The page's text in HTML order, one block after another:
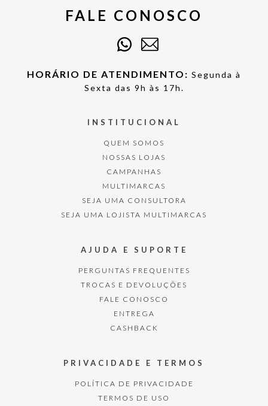
FALE CONOSCO
HORÁRIO DE ATENDIMENTO: Segunda à
Sexta das 9h às 17h.
INSTITUCIONAL
QUEM SOMOS
NOSSAS LOJAS
CAMPANHAS
MULTIMARCAS
SEJA UMA CONSULTORA
SEJA UMA LOJISTA MULTIMARCAS
AJUDA E SUPORTE
PERGUNTAS FREQUENTES
TROCAS E DEVOLUÇÕES
FALE CONOSCO
ENTREGA
CASHBACK
PRIVACIDADE E TERMOS
POLÍTICA DE PRIVACIDADE
TERMOS DE USO